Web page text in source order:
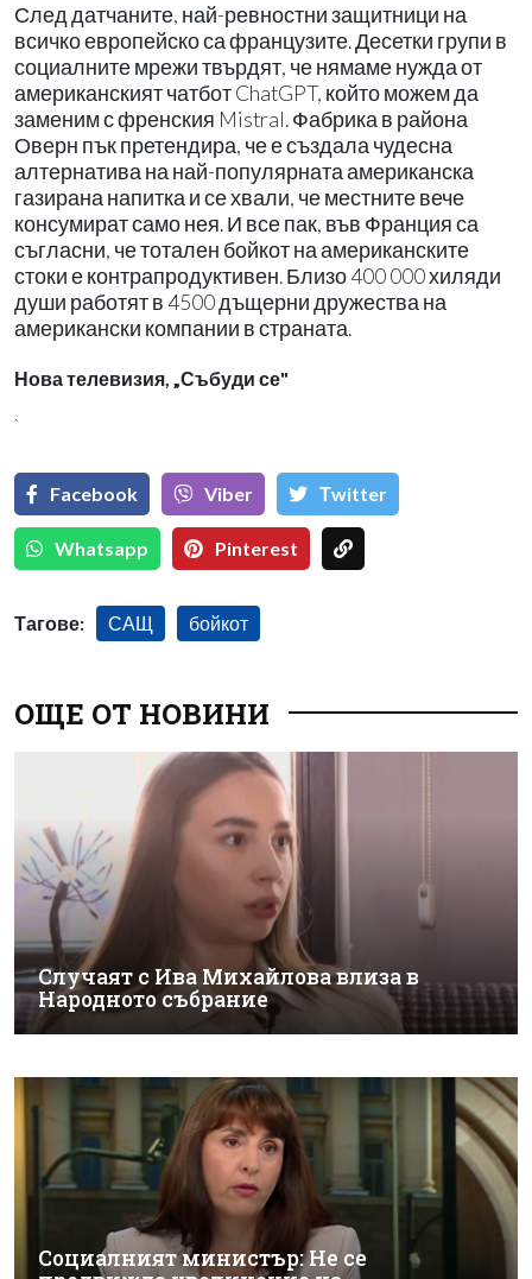
След датчаните, най-ревностни защитници на
всичко европейско са французите. Десетки групи в
социалните мрежи твърдят, че нямаме нужда от
американският чатбот ChatGPT, който можем да
заменим с френския Mistral. Фабрика в района
Оверн пък претендира, че е създала чудесна
алтернатива на най-популярната американска
газирана напитка и се хвали, че местните вече
консумират само нея. И все пак, във Франция са
съгласни, че тотален бойкот на американските
стоки е контрапродуктивен. Близо 400 000 хиляди
души работят в 4500 дъщерни дружества на
американски компании в страната.
Нова телевизия, „Събуди се"
`
Facebook Viber Тwitter
Whatsapp Pinterest
Тагове: САЩ бойкот
ОЩЕ ОТ НОВИНИ
Случаят с Ива Михайлова влиза в
Народното събрание
Социалният министър: Не се